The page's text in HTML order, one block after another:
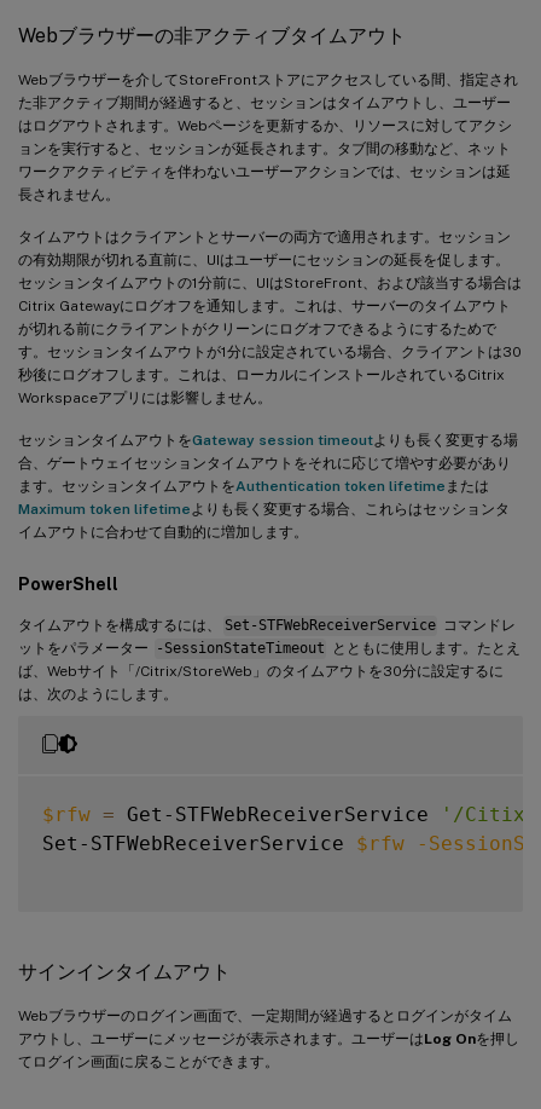
Webブラウザーの非アクティブタイムアウト
Webブラウザーを介してStoreFrontストアにアクセスしている間、指定され
た非アクティブ期間が経過すると、セッションはタイムアウトし、ユーザー
はログアウトされます。Webページを更新するか、リソースに対してアクシ
ョンを実行すると、セッションが延長されます。タブ間の移動など、ネット
ワークアクティビティを伴わないユーザーアクションでは、セッションは延
長されません。
タイムアウトはクライアントとサーバーの両方で適用されます。セッション
の有効期限が切れる直前に、UIはユーザーにセッションの延長を促します。
セッションタイムアウトの1分前に、UIはStoreFront、および該当する場合は
Citrix Gatewayにログオフを通知します。これは、サーバーのタイムアウト
が切れる前にクライアントがクリーンにログオフできるようにするためで
す。セッションタイムアウトが1分に設定されている場合、クライアントは30
秒後にログオフします。これは、ローカルにインストールされているCitrix
Workspaceアプリには影響しません。
セッションタイムアウトをGateway session timeoutよりも長く変更する場
合、ゲートウェイセッションタイムアウトをそれに応じて増やす必要があり
ます。セッションタイムアウトをAuthentication token lifetime または
Maximum token lifetimeよりも長く変更する場合、これらはセッションタ
イムアウトに合わせて自動的に増加します。
PowerShell
タイムアウトを構成するには、 Set-STFWebReceiverService コマンドレ
ットをパラメーター
-SessionStateTimeout
とともに使用します。たとえ
ば、Webサイト「/Citrix/StoreWeb」のタイムアウトを30分に設定するに
は、次のようにします。
$rfw = Get-STFWebReceiverService
'/Citix/
Set-STFWebReceiverService $rfw -
サインインタイムアウト
Webブラウザーのログイン画面で、一定期間が経過するとログインがタイム
アウトし、ユーザーにメッセージが表示されます。ユーザーはLog Onを押し
てログイン画面に戻ることができます。